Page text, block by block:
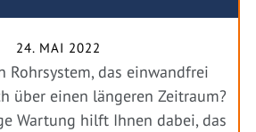
24. MAI 2022
Rohrsystem, das einwandfrei
über einen längeren Zeitraum?
Wartung hilft Ihnen dabei, das